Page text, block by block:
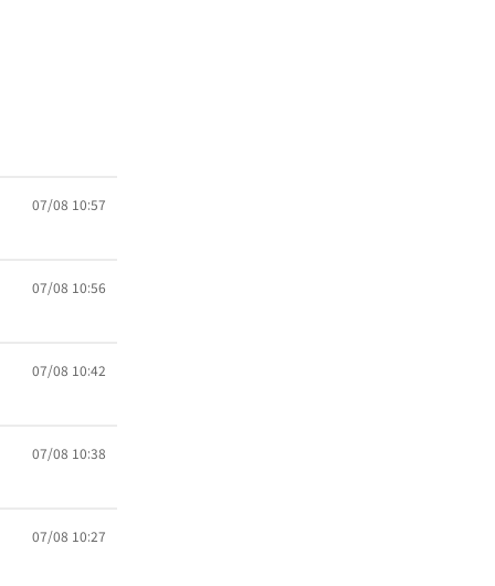
07/08 10:57
07/08 10:56
07/08 10:42
07/08 10:38
07/08 10:27